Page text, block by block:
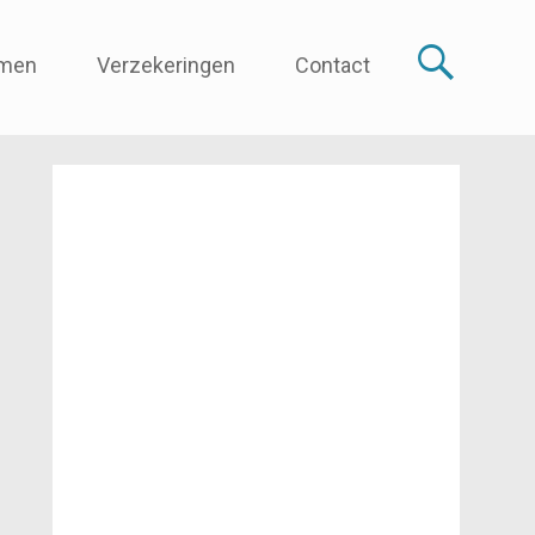
Verzekeringen Contact